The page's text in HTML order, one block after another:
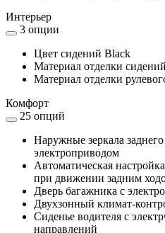
Интерьер
3 опции
Цвет сидений Black
Материал отделки
Материал отделки
Комфорт
25 опций
Наружные зеркала
электроприводом
Автоматическая
при движении задним
Дверь багажника с
Двухзонный климат-
Сиденье водителя с
направлений